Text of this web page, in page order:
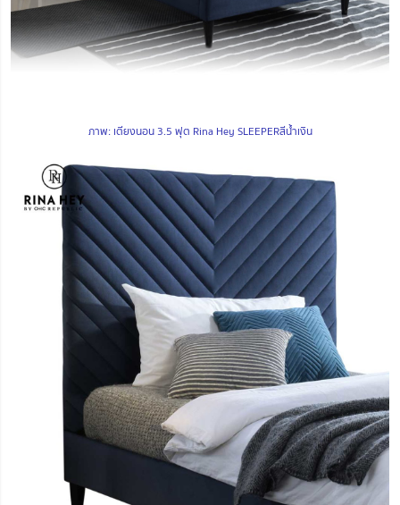
ภาพ: เตียงนอน 3.5 ฟุต Rina Hey SLEEPERสีน้ำเงิน